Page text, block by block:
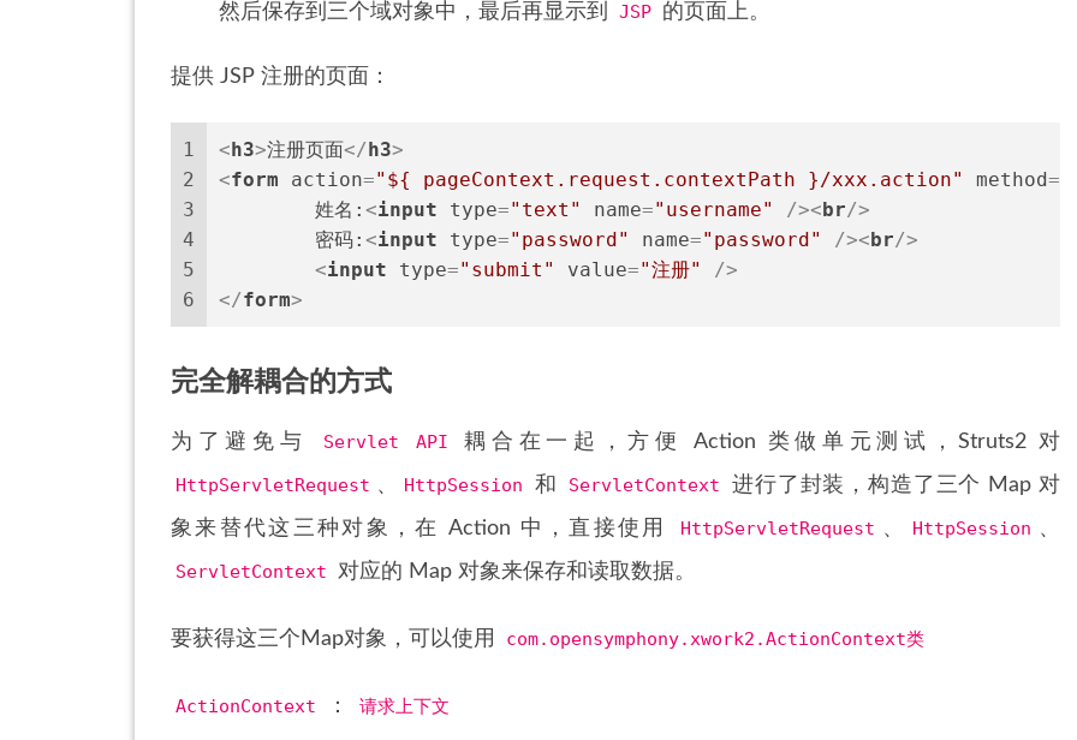
然后保存到三个域对象中，最后再显示到
JSP 的页面上。
提供 JSP 注册的页面：
1
2
3
4
5
6
< h3>注册页面</ h3>
<form action="${ pageContext.request.contextPath }/xxx.action" method=
	姓名:
<input type="text" name="username" />< br/>
	密码:
<input type="password" name="password" />< br/>
<input type="submit" value="注册"
/>
</form>
完全解耦合的方式
为了避免与 Servlet API
耦合在一起，方便 Action 类做单元测试，Struts2 对
HttpServletRequest 、 HttpSession 和 ServletContext
进行了封装，构造了三个 Map 对
象来替代这三种对象，在 Action 中，直接使用
HttpServletRequest 、 HttpSession 、
ServletContext 对应的 Map 对象来保存和读取数据。
要获得这三个Map对象，可以使用 com.opensymphony.xwork2.ActionContext类
ActionContext ： 请求上下文